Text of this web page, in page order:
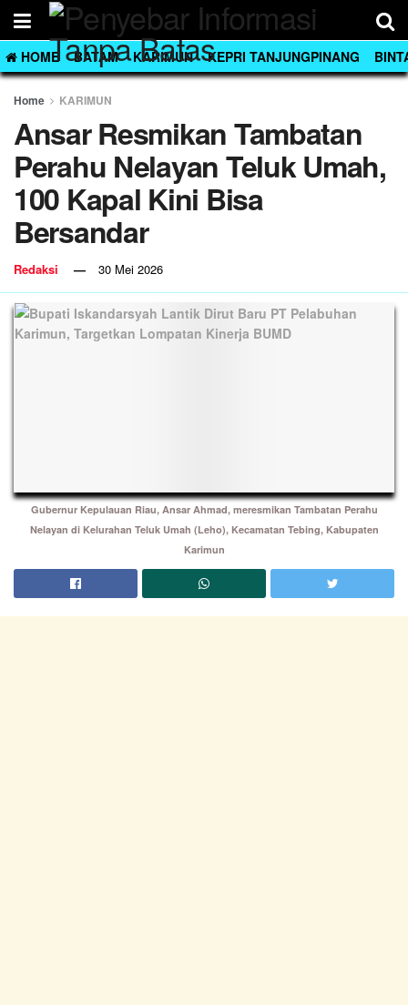
HOME BATAM KARIMUN KEPRI TANJUNGPINANG
Home KARIMUN
Ansar Resmikan Tambatan
Perahu Nelayan Teluk Umah,
100 Kapal Kini Bisa
Bersandar
Redaksi 30 Mei 2026
Gubernur Kepulauan Riau, Ansar Ahmad, meresmikan Tambatan Perahu
Nelayan di Kelurahan Teluk Umah (Leho), Kecamatan Tebing, Kabupaten
Karimun